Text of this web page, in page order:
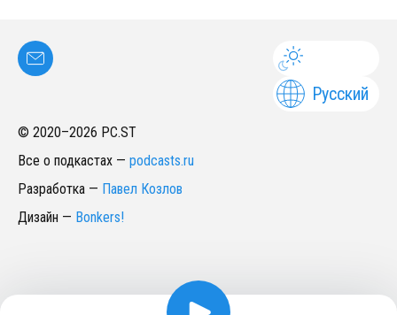
Русский
© 2020–2026 PC.ST
Все о подкастах — podcasts.ru
Разработка — Павел Козлов
Дизайн — Bonkers!